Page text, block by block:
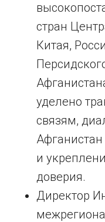
стран
Китая,
уделено
связям,
и
доверия.
Директор